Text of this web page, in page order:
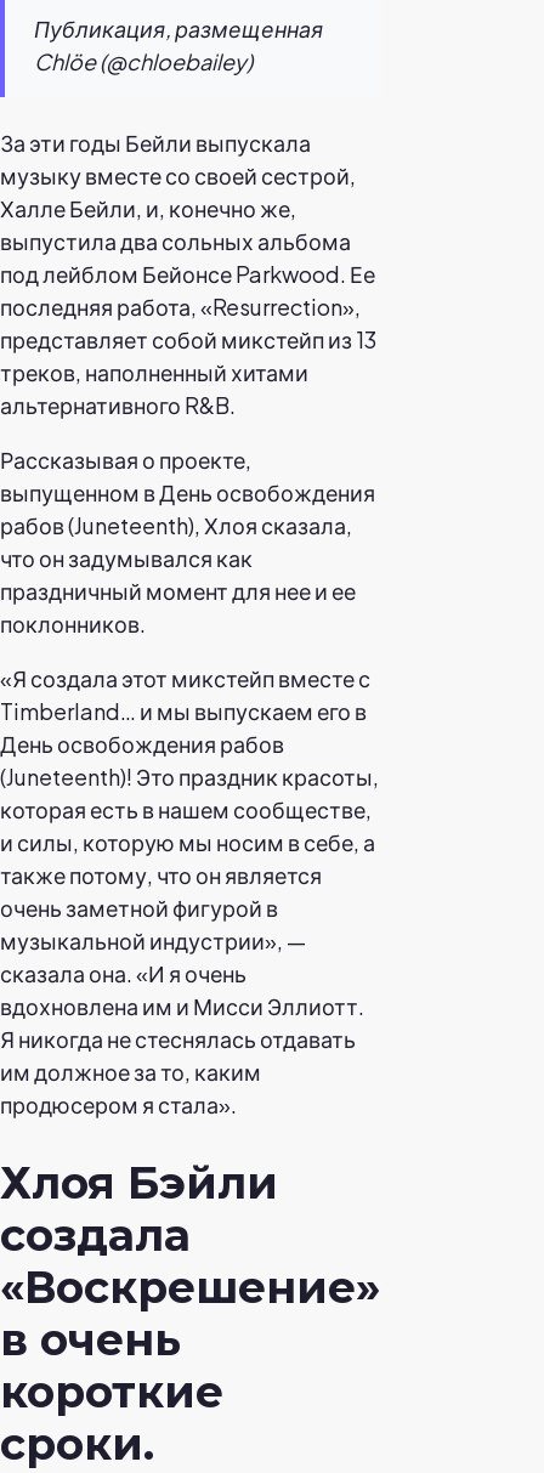
Публикация, размещенная
Chlöe (@chloebailey)
За эти годы Бейли выпускала
музыку вместе со своей сестрой,
Халле Бейли, и, конечно же,
выпустила два сольных альбома
под лейблом Бейонсе Parkwood. Ее
последняя работа, «Resurrection»,
представляет собой микстейп из 13
треков, наполненный хитами
альтернативного R&B.
Рассказывая о проекте,
выпущенном в День освобождения
рабов (Juneteenth), Хлоя сказала,
что он задумывался как
праздничный момент для нее и ее
поклонников.
«Я создала этот микстейп вместе с
Timberland… и мы выпускаем его в
День освобождения рабов
(Juneteenth)! Это праздник красоты,
которая есть в нашем сообществе,
и силы, которую мы носим в себе, а
также потому, что он является
очень заметной фигурой в
музыкальной индустрии», —
сказала она. «И я очень
вдохновлена им и Мисси Эллиотт.
Я никогда не стеснялась отдавать
им должное за то, каким
продюсером я стала».
Хлоя Бэйли
создала
«Воскрешение»
в очень
короткие
сроки.